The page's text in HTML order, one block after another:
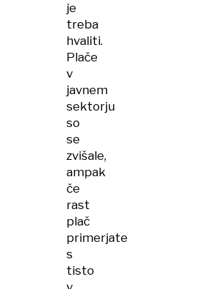
je
treba
hvaliti.
Plače
v
javnem
sektorju
so
se
zvišale,
ampak
če
rast
plač
primerjate
s
tisto